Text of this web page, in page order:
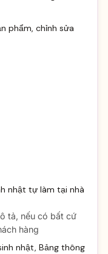
phẩm, chỉnh sửa
nhật tự làm tại nhà
tả, nếu có bất cứ
hàng
nhật, Bảng thông